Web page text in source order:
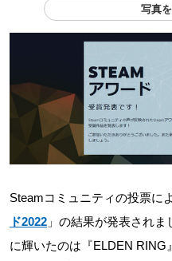
写真
Steamコミュニティの投票に
ド2022 」の結果が発表され
に輝いたのは『ELDEN RING